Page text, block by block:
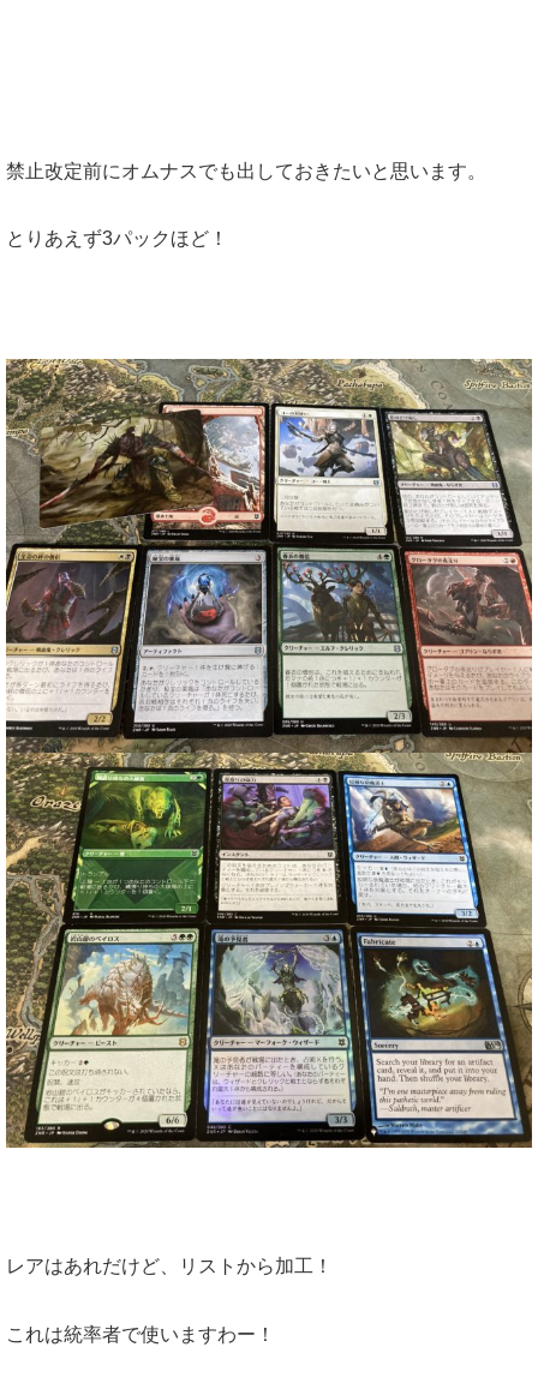
禁止改定前にオムナスでも出しておきたいと思います。
とりあえず3パックほど！
レアはあれだけど、リストから加工！
これは統率者で使いますわー！